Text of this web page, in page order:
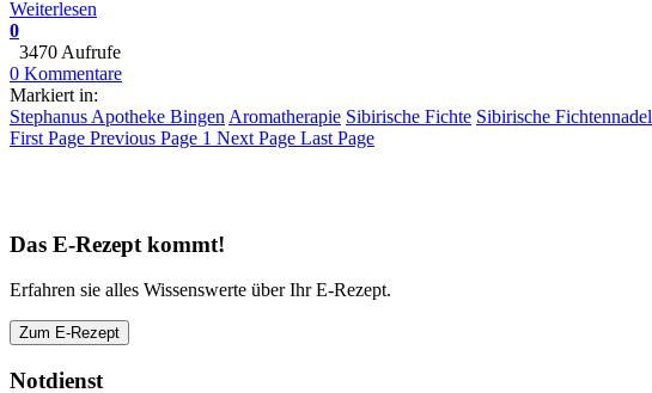
Weiterlesen
0
3470 Aufrufe
0 Kommentare
Markiert in:
Stephanus Apotheke Bingen Aromatherapie Sibirische Fichte Sibirische Fichtennadel
First Page Previous Page 1 Next Page Last Page
Das E-Rezept kommt!
Erfahren sie alles Wissenswerte über Ihr E-Rezept.
Zum E-Rezept
Notdienst